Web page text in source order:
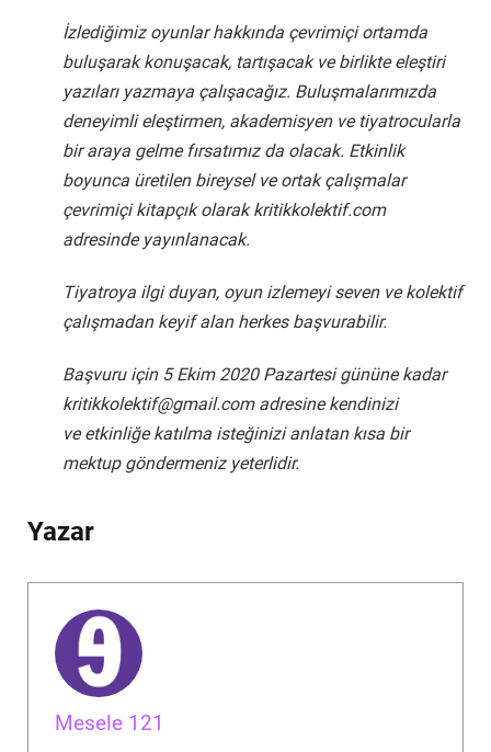
İzlediğimiz oyunlar hakkında çevrimiçi ortamda
buluşarak konuşacak, tartışacak ve birlikte eleştiri
yazıları yazmaya çalışacağız. Buluşmalarımızda
deneyimli eleştirmen, akademisyen ve tiyatrocularla
bir araya gelme fırsatımız da olacak. Etkinlik
boyunca üretilen bireysel ve ortak çalışmalar
çevrimiçi kitapçık olarak kritikkolektif.com
adresinde yayınlanacak.
Tiyatroya ilgi duyan, oyun izlemeyi seven ve kolektif
çalışmadan keyif alan herkes başvurabilir.
Başvuru için 5 Ekim 2020 Pazartesi gününe kadar
kritikkolektif@gmail.comadresine kendinizi
ve etkinliğe katılma isteğinizi anlatan kısa bir
mektup göndermeniz yeterlidir.
Yazar
Mesele 121